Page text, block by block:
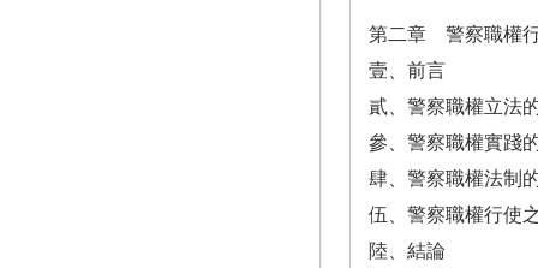
第二章 警察職權
壹、前言
貳、警察職權立法
參、警察職權實踐
肆、警察職權法制
伍、警察職權行使
陸、結論